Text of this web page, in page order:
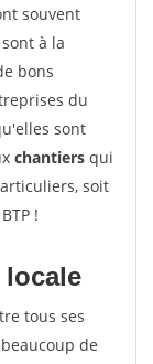
souvent
à la
bons
du
sont
chantiers qui
soit
!
tous ses
de